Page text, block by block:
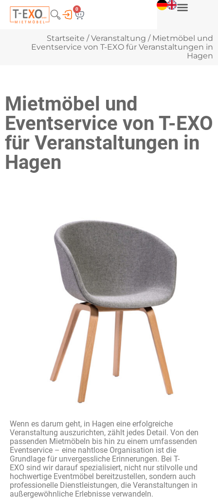
0
Startseite /Veranstaltung / Mietmöbel und
Eventservice von T-EXO für Veranstaltungen in
Hagen
Mietmöbel und
Eventservice von T-EXO
für Veranstaltungen in
Hagen
Wenn es darum geht, in Hagen eine erfolgreiche
Veranstaltung auszurichten, zählt jedes Detail. Von den
passenden Mietmöbeln bis hin zu einem umfassenden
Eventservice – eine nahtlose Organisation ist die
Grundlage für unvergessliche Erinnerungen. Bei T-
EXO sind wir darauf spezialisiert, nicht nur stilvolle und
hochwertige Eventmöbel bereitzustellen, sondern auch
professionelle Dienstleistungen, die Veranstaltungen in
außergewöhnliche Erlebnisse verwandeln.